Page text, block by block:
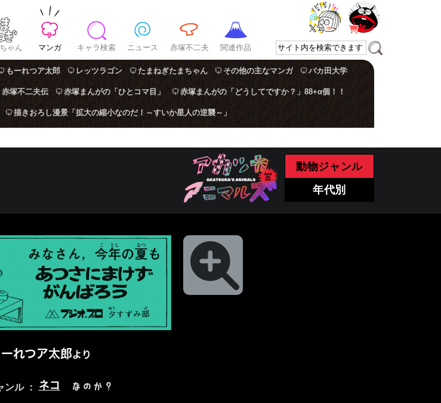
ゃん マンガ キャラ検索 ニュース 赤塚不二夫 関連作品
もーれつア太郎 レッツラゴン たまねぎたまちゃん その他の主なマンガ バカ田大学
赤塚不二夫伝 赤塚まんがの「ひとコマ目」 赤塚まんがの「どうしてですか？」88+α個！！
描きおろし漫景「拡大の縮小なのだ！～すいか星人の逆襲～」
動物ジャンル
年代別
れつア太郎より
ンル ： ネコ なのか？